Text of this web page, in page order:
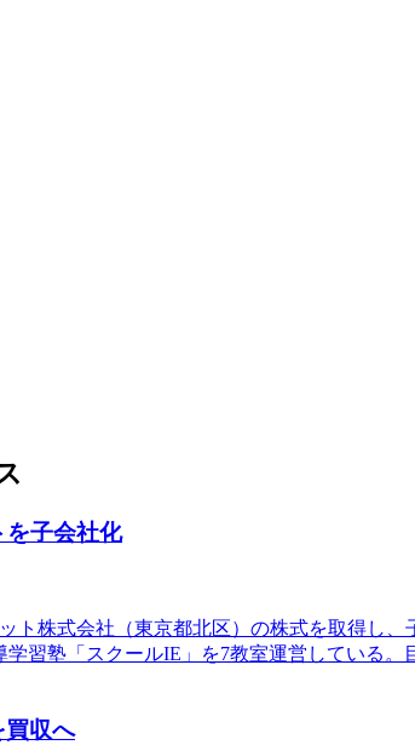
を子会社化
株式会社（東京都北区）の株式を取得し
習塾「スクールIE」を7教室運営している
買収へ